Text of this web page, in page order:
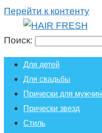
Перейти к контенту
Поиск:
Для детей
Для свадьбы
Прически для мужчин
Прически звезд
Стиль